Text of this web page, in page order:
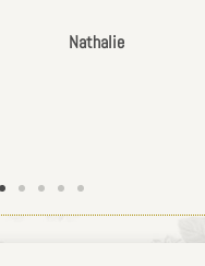
Nathalie